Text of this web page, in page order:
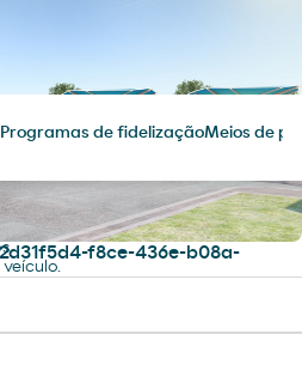
Programas de fidelizaçãoMeios de